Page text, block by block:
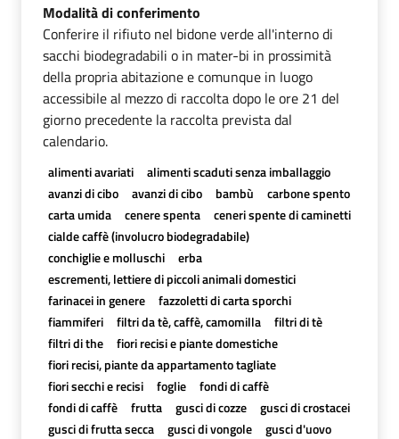
Modalità di conferimento
Conferire il rifiuto nel bidone verde all'interno di
sacchi biodegradabili o in mater-bi in prossimità
della propria abitazione e comunque in luogo
accessibile al mezzo di raccolta dopo le ore 21 del
giorno precedente la raccolta prevista dal
calendario.
alimenti avariati
alimenti scaduti senza imballaggio
avanzi di cibo
avanzi di cibo bambù
carbone spento
carta umida
cenere spenta
ceneri spente di caminetti
cialde caffè (involucro biodegradabile)
conchiglie e molluschi
erba
escrementi, lettiere di piccoli animali domestici
farinacei in genere
fazzoletti di carta sporchi
fiammiferi
filtri da tè, caffè, camomilla
filtri di tè
filtri di the
fiori recisi e piante domestiche
fiori recisi, piante da appartamento tagliate
fiori secchi e recisi
foglie
fondi di caffè
fondi di caffè
frutta gusci di cozze
gusci di crostacei
gusci di frutta secca
gusci di vongole
gusci d'uovo